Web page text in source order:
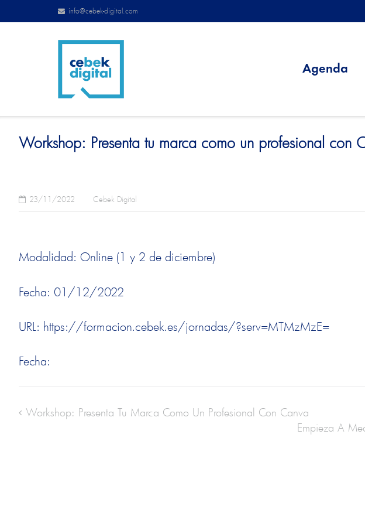
info@cebek-digital.com
Agenda
Workshop: Presenta tu marca como un profesional con
23/11/2022 Cebek Digital
Modalidad: Online (1 y 2 de diciembre)
Fecha: 01/12/2022
URL: https://formacion.cebek.es/jornadas/?serv=MTMzMzE=
Fecha:
Workshop: Presenta Tu Marca Como Un Profesional Con Canva
Empieza A